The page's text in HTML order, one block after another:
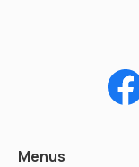
Menus